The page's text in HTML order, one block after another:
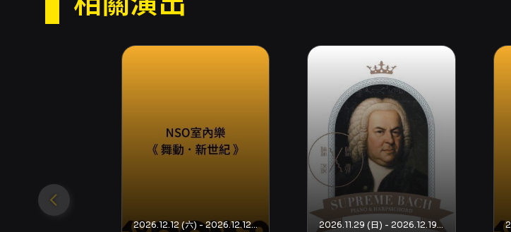
2026.12.12 (六) - 2026.12.12 (六) 2026.11.29 (日) - 2026.12.19 (六)